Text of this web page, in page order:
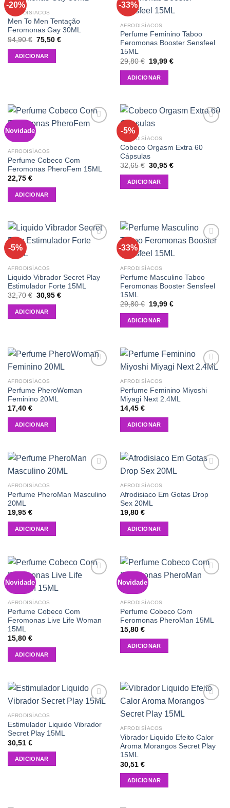
-20%
AFRODISÍACOS
Men To Men Tentação
Feromonas Gay 30ML
94,90€ O
original
era:
75,50 €O
ADICIONAR
-33%
AFRODISÍACOS
Perfume Feminino Taboo
Feromonas Booster Sensfeel
15ML
29,80€
O
original
era:
19,99 €O
ADICIONAR
Novidade
AFRODISÍACOS
Perfume Cobeco Com
Feromonas PheroFem 15ML
22,75 €
ADICIONAR
-5%
AFRODISÍACOS
Cobeco Orgasm Extra 60
Cápsulas
32,65€ O
original
era:
30,95 €O
ADICIONAR
-5%
AFRODISÍACOS
Liquido Vibrador Secret Play
Estimulador Forte 15ML
32,70€ O
original
era:
30,95 €O
ADICIONAR
-33%
AFRODISÍACOS
Perfume Masculino Taboo
Feromonas Booster Sensfeel
15ML
29,80€
O
original
era:
19,99 €O
ADICIONAR
AFRODISÍACOS
Perfume PheroWoman
Feminino 20ML
17,40 €
ADICIONAR
AFRODISÍACOS
Perfume Feminino Miyoshi
Miyagi Next 2.4ML
14,45 €
ADICIONAR
AFRODISÍACOS
Perfume PheroMan Masculino
20ML
19,95 €
ADICIONAR
AFRODISÍACOS
Afrodisiaco Em Gotas Drop
Sex 20ML
19,80 €
ADICIONAR
Novidade
AFRODISÍACOS
Perfume Cobeco Com
Feromonas Live Life Woman
15ML
15,80 €
ADICIONAR
Novidade
AFRODISÍACOS
Perfume Cobeco Com
Feromonas PheroMan 15ML
15,80 €
ADICIONAR
AFRODISÍACOS
Estimulador Liquido Vibrador
Secret Play 15ML
30,51 €
ADICIONAR
AFRODISÍACOS
Vibrador Liquido Efeito Calor
Aroma Morangos Secret Play
15ML
30,51 €
ADICIONAR